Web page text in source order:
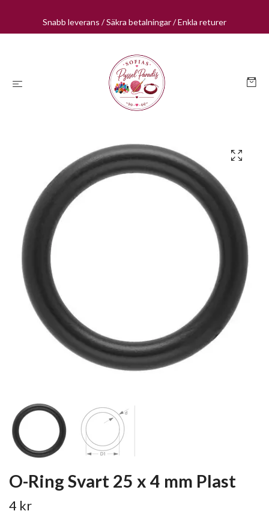
Snabb leverans / Säkra betalningar / Enkla returer
O-Ring Svart 25 x 4 mm Plast
4 kr